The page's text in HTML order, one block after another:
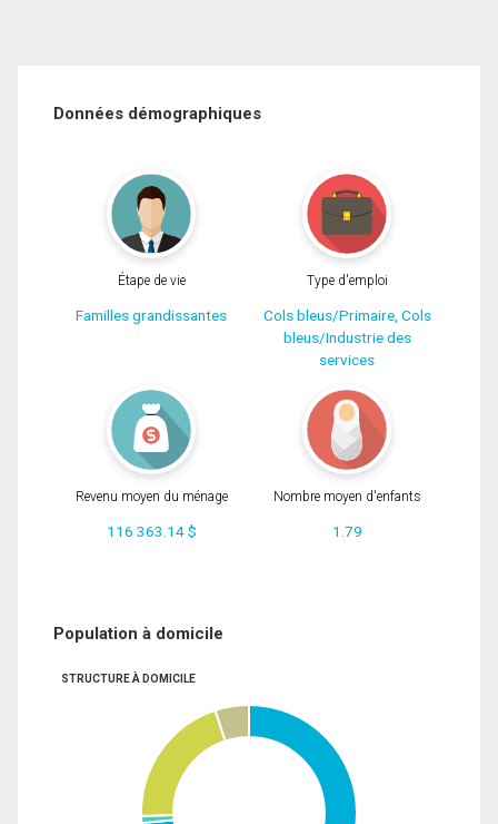
Données démographiques
Étape de vie
Familles grandissantes
Type d'emploi
Cols bleus/Primaire, Cols
bleus/Industrie des
services
Revenu moyen du ménage
116 363.14 $
Nombre moyen d'enfants
1.79
Population à domicile
STRUCTURE À DOMICILE